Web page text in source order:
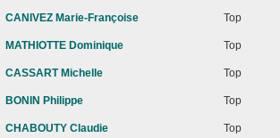
CANIVEZ Marie-Françoise Top
MATHIOTTE Dominique Top
CASSART Michelle Top
BONIN Philippe Top
CHABOUTY Claudie Top